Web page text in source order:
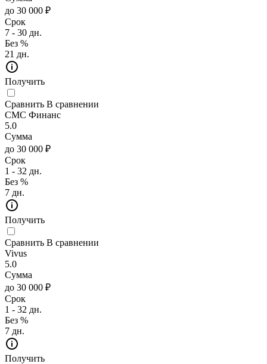
до 30 000 ₽
Срок
7 - 30 дн.
Без %
21 дн.
Получить
Сравнить В сравнении
СМС Финанс
5.0
Сумма
до 30 000 ₽
Срок
1 - 32 дн.
Без %
7 дн.
Получить
Сравнить В сравнении
Vivus
5.0
Сумма
до 30 000 ₽
Срок
1 - 32 дн.
Без %
7 дн.
Получить